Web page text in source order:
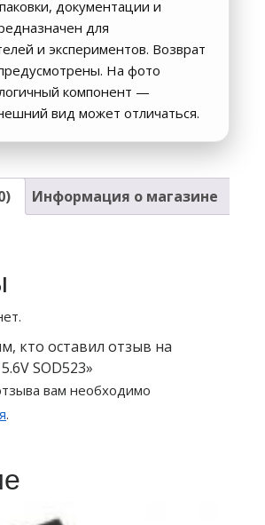
документации и
для
и экспериментов. Возврат
На фото
компонент —
вид может отличаться.
Информация о магазине
кто оставил отзыв на
SOD523»
вам необходимо
.